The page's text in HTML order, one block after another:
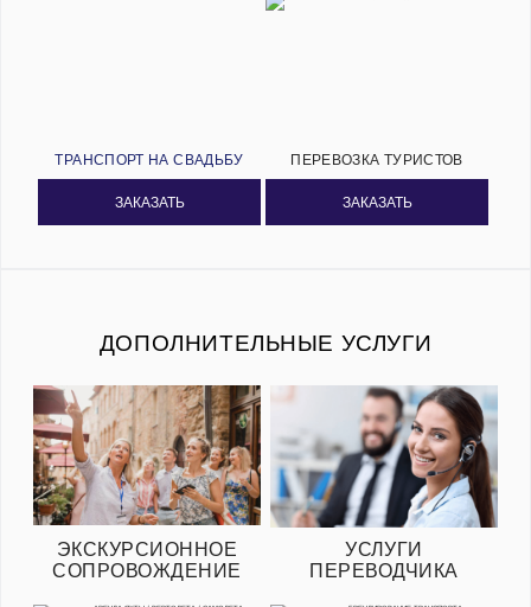
ТРАНСПОРТ НА СВАДЬБУ
ЗАКАЗАТЬ
ПЕРЕВОЗКА ТУРИСТОВ
ЗАКАЗАТЬ
ДОПОЛНИТЕЛЬНЫЕ УСЛУГИ
ЭКСКУРСИОННОЕ
СОПРОВОЖДЕНИЕ
УСЛУГИ
ПЕРЕВОДЧИКА